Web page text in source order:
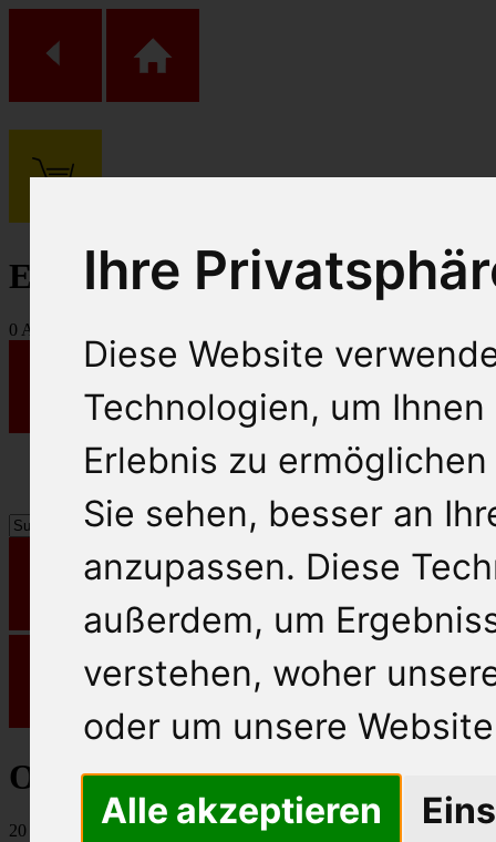
Ihre
Diese Website
Technologien, um
Erlebnis zu
Sie sehen, besser an
anzupassen. Diese
außerdem, um
verstehen, woher
oder um unsere
Alle akzeptieren
Einkaufs Wagen
0 Artikel
Obst und Gemüse
20 Artikel